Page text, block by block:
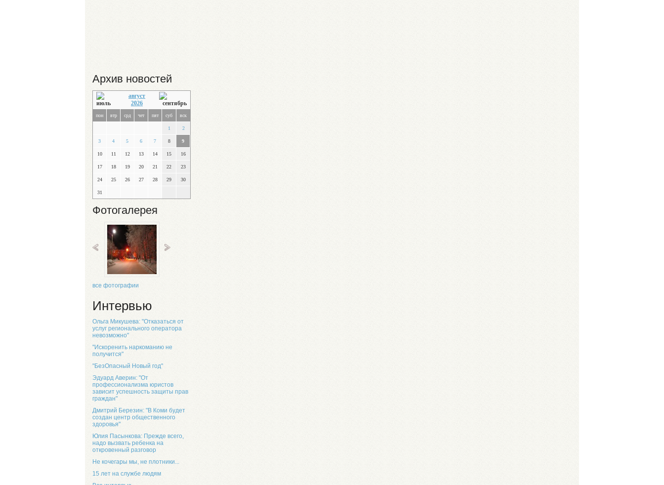
Архив новостей
август
2026
пон втр срд чет пят суб вск
1 2
3 4 5 6 7 8 9
10 11 12 13 14 15 16
17 18 19 20 21 22 23
24 25 26 27 28 29 30
31
Фотогалерея
все фотографии
Интервью
Ольга Микушева: "Отказаться от
услуг регионального оператора
невозможно"
"Искоренить наркоманию не
получится"
"БезОпасный Новый год"
Эдуард Аверин: "От
профессионализма юристов
зависит успешность защиты прав
граждан"
Дмитрий Березин: "В Коми будет
создан центр общественного
здоровья"
Юлия Пасынкова: Прежде всего,
надо вызвать ребенка на
откровенный разговор
Не кочегары мы, не плотники...
15 лет на службе людям